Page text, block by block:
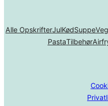
Alle OpskrifterJulKødSuppe
PastaTilbehør